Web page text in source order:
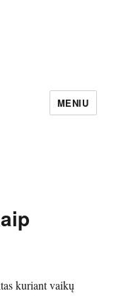
MENIU
kuriant vaikų